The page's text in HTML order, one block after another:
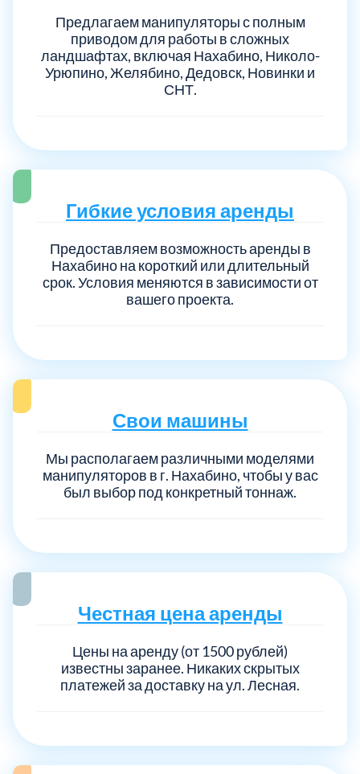
Предлагаем манипуляторы с полным
приводом для работы в сложных
ландшафтах, включая Нахабино, Николо-
Урюпино, Желябино, Дедовск, Новинки и
СНТ.
Гибкие условия аренды
Предоставляем возможность аренды в
Нахабино на короткий или длительный
срок. Условия меняются в зависимости от
вашего проекта.
Свои машины
Мы располагаем различными моделями
манипуляторов в г. Нахабино, чтобы у вас
был выбор под конкретный тоннаж.
Честная цена аренды
Цены на аренду (от 1500 рублей)
известны заранее. Никаких скрытых
платежей за доставку на ул. Лесная.
Богородский 7